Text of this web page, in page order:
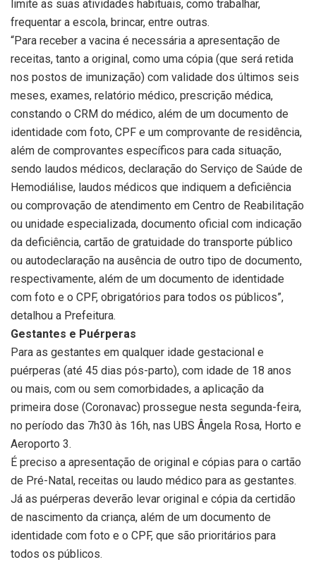
limite as suas atividades habituais, como trabalhar,
frequentar a escola, brincar, entre outras.
“Para receber a vacina é necessária a apresentação de
receitas, tanto a original, como uma cópia (que será retida
nos postos de imunização) com validade dos últimos seis
meses, exames, relatório médico, prescrição médica,
constando o CRM do médico, além de um documento de
identidade com foto, CPF e um comprovante de residência,
além de comprovantes específicos para cada situação,
sendo laudos médicos, declaração do Serviço de Saúde de
Hemodiálise, laudos médicos que indiquem a deficiência
ou comprovação de atendimento em Centro de Reabilitação
ou unidade especializada, documento oficial com indicação
da deficiência, cartão de gratuidade do transporte público
ou autodeclaração na ausência de outro tipo de documento,
respectivamente, além de um documento de identidade
com foto e o CPF, obrigatórios para todos os públicos”,
detalhou a Prefeitura.
Gestantes e Puérperas
Para as gestantes em qualquer idade gestacional e
puérperas (até 45 dias pós-parto), com idade de 18 anos
ou mais, com ou sem comorbidades, a aplicação da
primeira dose (Coronavac) prossegue nesta segunda-feira,
no período das 7h30 às 16h, nas UBS Ângela Rosa, Horto e
Aeroporto 3.
É preciso a apresentação de original e cópias para o cartão
de Pré-Natal, receitas ou laudo médico para as gestantes.
Já as puérperas deverão levar original e cópia da certidão
de nascimento da criança, além de um documento de
identidade com foto e o CPF, que são prioritários para
todos os públicos.